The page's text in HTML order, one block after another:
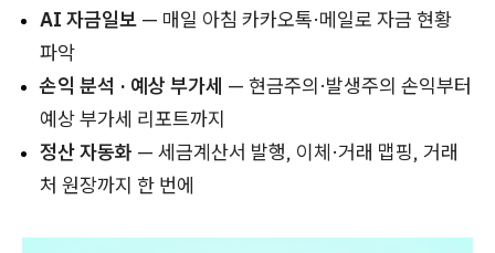
AI 자금일보 — 매일 아침 카카오톡·메일로 자금 현황
파악
손익 분석 · 예상 부가세 — 현금주의·발생주의 손익부터
예상 부가세 리포트까지
정산 자동화 — 세금계산서 발행, 이체·거래 맵핑, 거래
처 원장까지 한 번에